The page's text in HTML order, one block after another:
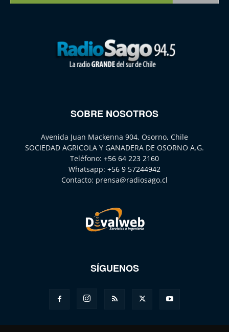
SOBRE NOSOTROS
Avenida Juan Mackenna 904, Osorno, Chile
SOCIEDAD AGRICOLA Y GANADERA DE OSORNO A.G.
Teléfono: +56 64 223 2160
Whatsapp: +56 9 57244942
Contacto: prensa@radiosago.cl
SÍGUENOS